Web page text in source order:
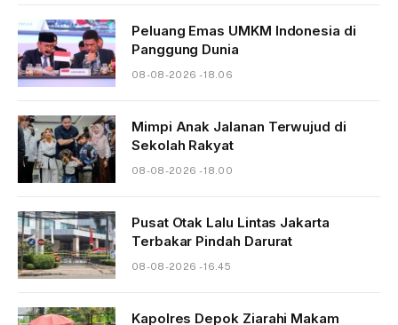
Peluang Emas UMKM Indonesia di
Panggung Dunia
08-08-2026 - 18.06
Mimpi Anak Jalanan Terwujud di
Sekolah Rakyat
08-08-2026 - 18.00
Pusat Otak Lalu Lintas Jakarta
Terbakar Pindah Darurat
08-08-2026 - 16.45
Kapolres Depok Ziarahi Makam